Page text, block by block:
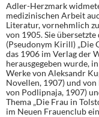
Adler-Herzmark
medizinischen Arbeit
Literatur, vornehmlich
von 1905. Sie übersetzte
(Pseudonym Kirill) „Die
das 1906 im Verlag der
herausgegeben wurde,
Werke von Aleksandr
Novellen, 1907) und
von Podlipnaja, 1907)
Thema „Die Frau in
im Neuen Frauenclub